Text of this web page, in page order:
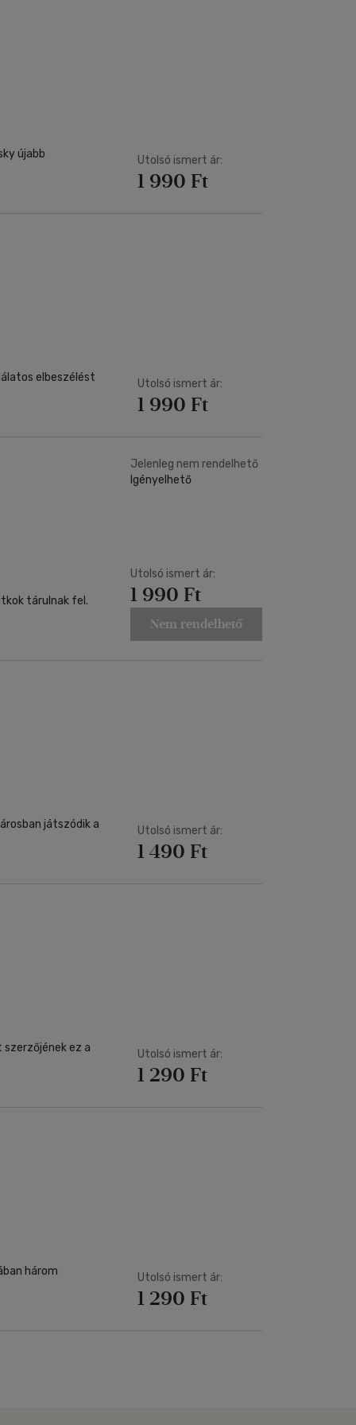
újabb Utolsó ismert ár:
1 990 Ft
elbeszélést Utolsó ismert ár:
1 990 Ft
tárulnak fel.
Jelenleg nem rendelhető
Igényelhető
Utolsó ismert ár:
1 990 Ft
Nem rendelhető
játszódik a Utolsó ismert ár:
1 490 Ft
szerzőjének ez a Utolsó ismert ár:
1 290 Ft
három Utolsó ismert ár:
1 290 Ft